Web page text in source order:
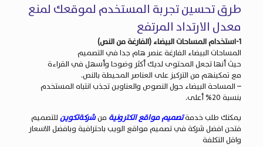
طرق تحسين تجربة المستخدم لموقعك لمنع
معدل الارتداد المرتفع
1-استخدام المساحات البيضاء (الفارغة من النص)
المساحات البيضاء الفارغة عنصر هام جدا في التصميم
حيث أنها تجعل المحتوى لديك أكثر وضوحا وأسهل في القراءة
مع تمكينهم من التركيز على العناصر المحيطة بالنص.
– المساحة البيضاء حول النصوص والعناوين تجذب انتباه المستخدم
بنسبة 20% أعلى.
يمكنك طلب خدمةتصميم مواقع الكترونية منشركةتكوينللتصميم
فتحن افضل شركة في تصميم مواقع الويب باحترافية وبافضل الاسعار
واقل التكلفة